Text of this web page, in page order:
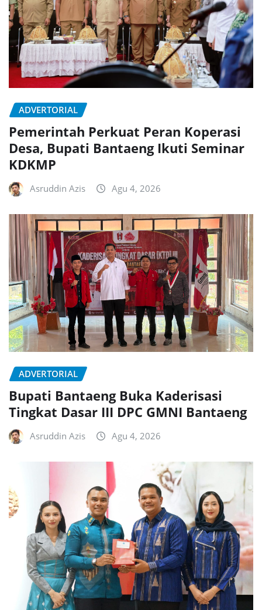
ADVERTORIAL
Pemerintah Perkuat Peran Koperasi
Desa, Bupati Bantaeng Ikuti Seminar
KDKMP
Asruddin Azis Agu 4, 2026
ADVERTORIAL
Bupati Bantaeng Buka Kaderisasi
Tingkat Dasar III DPC GMNI Bantaeng
Asruddin Azis Agu 4, 2026